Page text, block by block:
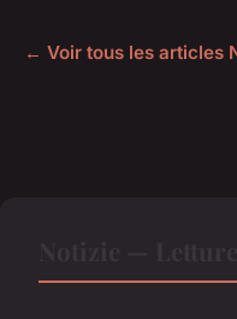
← Voir tous les articles